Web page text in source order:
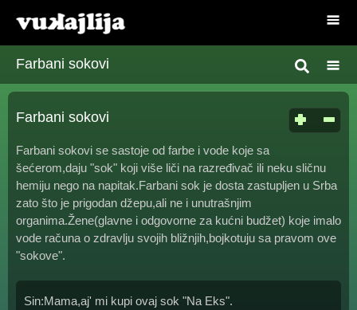
Farbani sokovi
Farbani sokovi
Farbani sokovi se sastoje od farbe i vode koje sa
šećerom,daju "sok" koji više liči na razređivač ili neku sličnu
hemiju nego na napitak.Farbani sok je dosta zastupljen u Srba
zato što je prigodan džepu,ali ne i unutrašnjim
organima.Žene(glavne i odgovorne za kućni budžet) koje imalo
vode računa o zdravlju svojih bližnjih,bojkotuju sa pravom ove
"sokove".
Sin:Mama,aj' mi kupi ovaj sok "Na Eks".